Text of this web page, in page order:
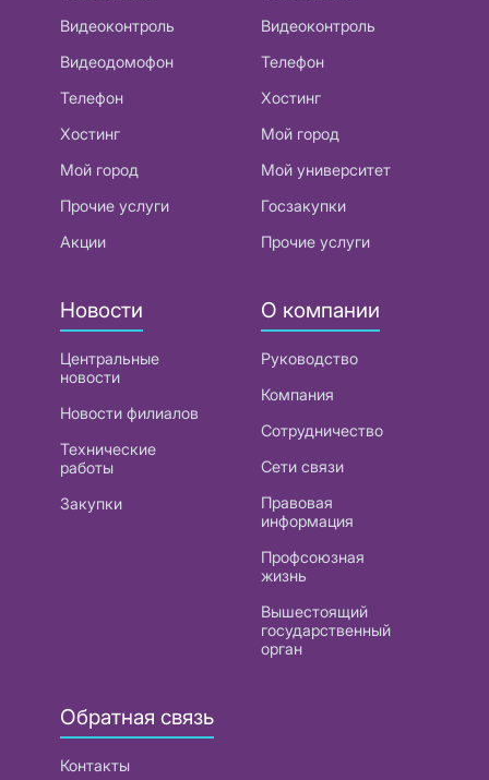
Видеоконтроль
Видеодомофон
Телефон
Хостинг
Мой город
Прочие услуги
Акции
Видеоконтроль
Телефон
Хостинг
Мой город
Мой университет
Госзакупки
Прочие услуги
Новости
Центральные
новости
Новости филиалов
Технические
работы
Закупки
О компании
Руководство
Компания
Сотрудничество
Сети связи
Правовая
информация
Профсоюзная
жизнь
Вышестоящий
государственный
орган
Обратная связь
Контакты